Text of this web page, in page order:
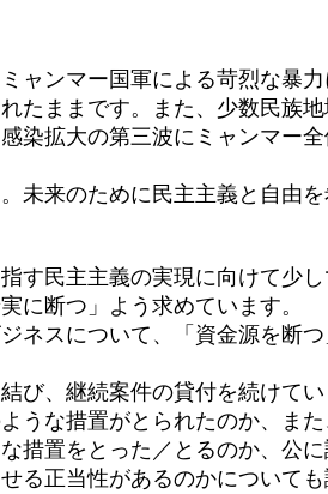
ンマー国軍による苛烈な暴力
ままです。また、少数民族地
拡大の第三波にミャンマー
来のために民主主義と自由を
民主主義の実現に向けて少し
に断つ」よう求めています。
スについて、「資金源を断つ
、継続案件の貸付を続けてい
な措置がとられたのか、ま
置をとった／とるのか、公に
正当性があるのかについても